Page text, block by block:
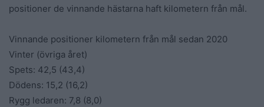
positioner de vinnande hästarna haft kilometern från mål.
Vinnande positioner kilometern från mål sedan 2020
Vinter (övriga året)
Spets: 42,5 (43,4)
Dödens: 15,2 (16,2)
Rygg ledaren: 7,8 (8,0)